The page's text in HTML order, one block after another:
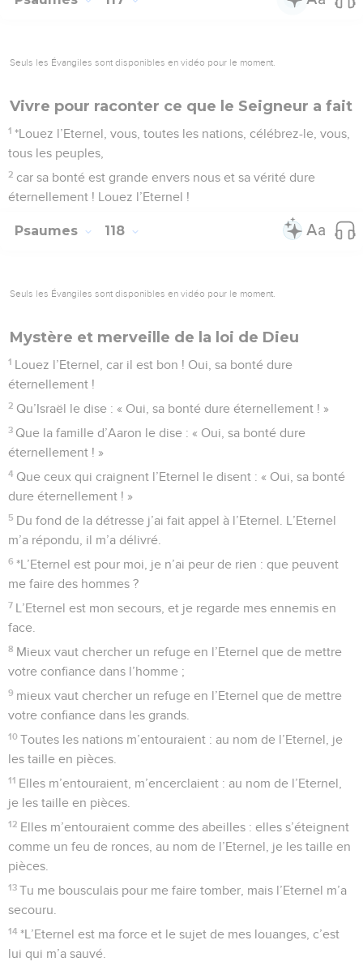
Seuls les Évangiles sont disponibles en vidéo pour le moment.
Vivre pour raconter ce que le Seigneur a fait
1 *Louez l’Eternel, vous, toutes les nations, célébrez-le, vous,
tous les peuples,
2 car sa bonté est grande envers nous et sa vérité dure
éternellement ! Louez l’Eternel !
Psaumes 118
Seuls les Évangiles sont disponibles en vidéo pour le moment.
Mystère et merveille de la loi de Dieu
1 Louez l’Eternel, car il est bon ! Oui, sa bonté dure
éternellement !
2 Qu’Israël le dise : « Oui, sa bonté dure éternellement ! »
3 Que la famille d’Aaron le dise : « Oui, sa bonté dure
éternellement ! »
4 Que ceux qui craignent l’Eternel le disent : « Oui, sa bonté
dure éternellement ! »
5 Du fond de la détresse j’ai fait appel à l’Eternel. L’Eternel
m’a répondu, il m’a délivré.
6 *L’Eternel est pour moi, je n’ai peur de rien : que peuvent
me faire des hommes ?
7 L’Eternel est mon secours, et je regarde mes ennemis en
face.
8 Mieux vaut chercher un refuge en l’Eternel que de mettre
votre confiance dans l’homme ;
9 mieux vaut chercher un refuge en l’Eternel que de mettre
votre confiance dans les grands.
10 Toutes les nations m’entouraient : au nom de l’Eternel, je
les taille en pièces.
11 Elles m’entouraient, m’encerclaient : au nom de l’Eternel,
je les taille en pièces.
12 Elles m’entouraient comme des abeilles : elles s’éteignent
comme un feu de ronces, au nom de l’Eternel, je les taille en
pièces.
13 Tu me bousculais pour me faire tomber, mais l’Eternel m’a
secouru.
14 *L’Eternel est ma force et le sujet de mes louanges, c’est
lui qui m’a sauvé.